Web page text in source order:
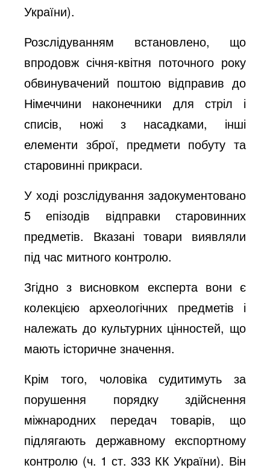
України).
Розслідуванням встановлено, що
впродовж січня-квітня поточного року
обвинувачений поштою відправив до
Німеччини наконечники для стріл і
списів, ножі з насадками, інші
елементи зброї, предмети побуту та
старовинні прикраси.
У ході розслідування задокументовано
5 епізодів відправки старовинних
предметів. Вказані товари виявляли
під час митного контролю.
Згідно з висновком експерта вони є
колекцією археологічних предметів і
належать до культурних цінностей, що
мають історичне значення.
Крім того, чоловіка судитимуть за
порушення порядку здійснення
міжнародних передач товарів, що
підлягають державному експортному
контролю (ч. 1 ст. 333 КК України). Він